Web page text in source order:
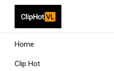
Home
Clip Hot